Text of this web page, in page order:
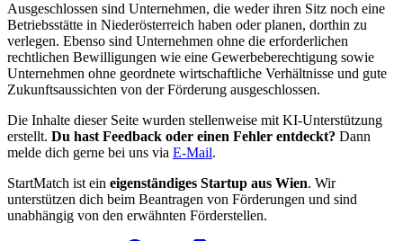
Ausgeschlossen sind Unternehmen, die weder ihren Sitz noch eine
Betriebsstätte in Niederösterreich haben oder planen, dorthin zu
verlegen. Ebenso sind Unternehmen ohne die erforderlichen
rechtlichen Bewilligungen wie eine Gewerbeberechtigung sowie
Unternehmen ohne geordnete wirtschaftliche Verhältnisse und gute
Zukunftsaussichten von der Förderung ausgeschlossen.
Die Inhalte dieser Seite wurden stellenweise mit KI-Unterstützung
erstellt. Du hast Feedback oder einen Fehler entdeckt? Dann
melde dich gerne bei uns via E-Mail.
StartMatch ist ein eigenständiges Startup aus Wien. Wir
unterstützen dich beim Beantragen von Förderungen und sind
unabhängig von den erwähnten Förderstellen.